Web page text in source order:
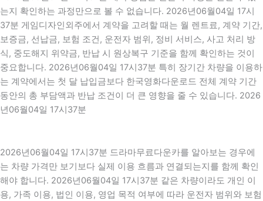
는지 확인하는 과정만으로 볼 수 없습니다. 2026년06월04일 17시
37분 게임디자인외주에서 계약을 고려할 때는 월 렌트료, 계약 기간,
보증금, 선납금, 보험 조건, 운전자 범위, 정비 서비스, 사고 처리 방
식, 중도해지 위약금, 반납 시 원상복구 기준을 함께 확인하는 것이
중요합니다. 2026년06월04일 17시37분 특히 장기간 차량을 이용하
는 계약에서는 첫 달 납입금보다 한국영화다운로드 전체 계약 기간
동안의 총 부담액과 반납 조건이 더 큰 영향을 줄 수 있습니다. 2026
년06월04일 17시37분
2026년06월04일 17시37분 드라마무료다운카를 알아보는 경우에
는 차량 가격만 보기보다 실제 이용 흐름과 연결되는지를 함께 확인
해야 합니다. 2026년06월04일 17시37분 같은 차량이라도 개인 이
용, 가족 이용, 법인 이용, 영업 목적 여부에 따라 운전자 범위와 보험